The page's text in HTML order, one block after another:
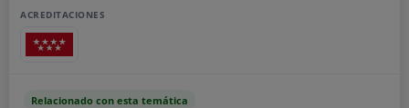
ACREDITACIONES
Relacionado con esta temática